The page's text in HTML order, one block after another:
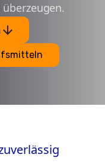
arrow_downward